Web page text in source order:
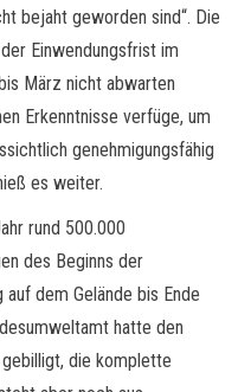
bejaht geworden sind“. Die
Einwendungsfrist im
März nicht abwarten
Erkenntnisse verfüge, um
genehmigungsfähig
es weiter.
rund 500.000
des Beginns der
dem Gelände bis Ende
hatte den
die komplette